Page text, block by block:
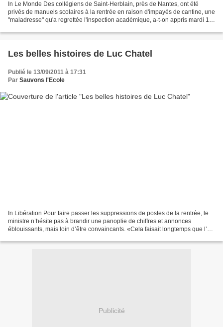
In Le Monde Des collégiens de Saint-Herblain, près de Nantes, ont été
privés de manuels scolaires à la rentrée en raison d'impayés de cantine, une
"maladresse" qu'a regrettée l'inspection académique, a-t-on appris mardi 13
Les belles histoires de Luc Chatel
Publié le 13/09/2011 à 17:31
Par Sauvons l'Ecole
In Libération Pour faire passer les suppressions de postes de la rentrée, le
ministre n’hésite pas à brandir une panoplie de chiffres et annonces
éblouissants, mais loin d’être convaincants. «Cela faisait longtemps que l’on
Publicité